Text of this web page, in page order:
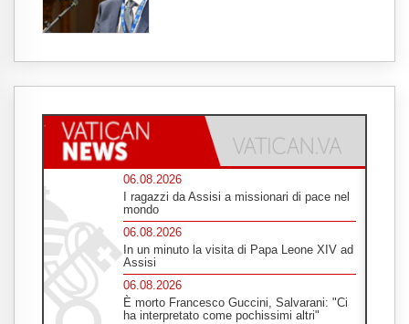
06.08.2026
I ragazzi da Assisi a missionari di pace nel
mondo
06.08.2026
In un minuto la visita di Papa Leone XIV ad
Assisi
06.08.2026
È morto Francesco Guccini, Salvarani: "Ci
ha interpretato come pochissimi altri"